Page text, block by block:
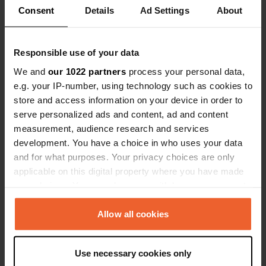
Consent Details Ad Settings About
Responsible use of your data
We and our 1022 partners process your personal data,
e.g. your IP-number, using technology such as cookies to
store and access information on your device in order to
serve personalized ads and content, ad and content
measurement, audience research and services
development. You have a choice in who uses your data
and for what purposes. Your privacy choices are only
applicable on this digital property where you have made
any time from the Cookie Declaration or by clicking on
the Privacy trigger icon.
Collect information about your geographical location
Allow all cookies
Use necessary cookies only
Contact
Emplacement
D41
Saint-Léon-sur-l'Isle, France
Coordonnées
Copie
Code du site